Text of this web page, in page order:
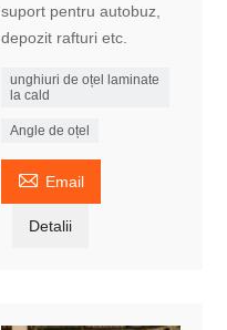
suport pentru autobuz,
depozit rafturi etc.
unghiuri de oțel laminate
la cald
Angle de oțel
 Email
Detalii